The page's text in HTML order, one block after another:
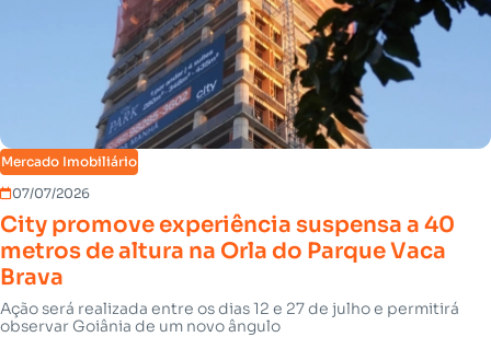
Mercado Imobiliário
07/07/2026
City promove experiência suspensa a 40
metros de altura na Orla do Parque Vaca
Brava
Ação será realizada entre os dias 12 e 27 de julho e permitirá
observar Goiânia de um novo ângulo